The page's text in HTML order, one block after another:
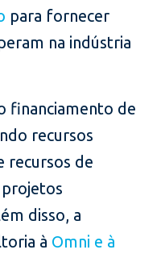
para fornecer
na indústria
financiamento de
recursos
recursos de
disso, a
à Omni e à